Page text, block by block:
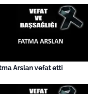
Arslan vefat etti